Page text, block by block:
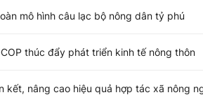
mô hình câu lạc bộ nông dân tỷ phú
thúc đẩy phát triển kinh tế nông thôn
kết, nâng cao hiệu quả hợp tác xã nông